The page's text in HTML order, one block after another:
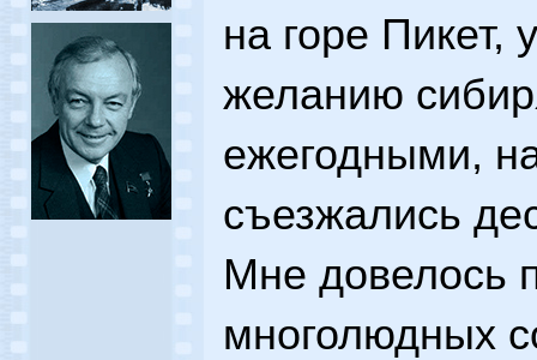
на горе Пикет,
желанию
ежегодными,
съезжались
Мне довелось
многолюдных